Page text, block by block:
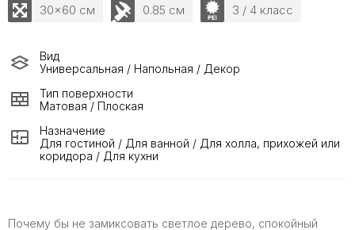
Почему бы не замиксовать светлое дерево, спокойный
30x60 см 0.85 см 3 / 4 класс
Вид
Универсальная / Напольная / Декор
Тип поверхности
Матовая / Плоская
Назначение
Для гостиной / Для ванной / Для холла, прихожей или
коридора / Для кухни